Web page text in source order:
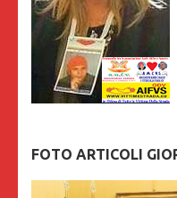
FOTO ARTICOLI